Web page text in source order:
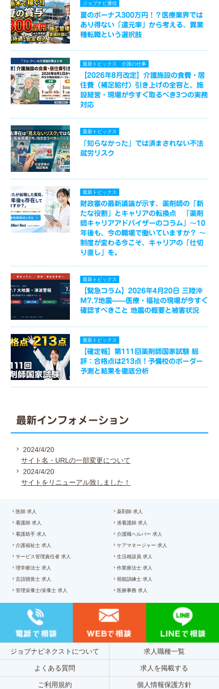
ジョブナビ通信
夏のボーナス300万円！？医療業界では
あり得ない「還元率」から考える、異業
種転職という選択肢
最新トピックス 介護の仕事
【2026年8月改定】介護施設の食費・居
住費（補足給付）引き上げの全容と、施
設経営・現場が今すぐ取るべき3つの実務
対応
最新トピックス
「知らなかった」では済まされない不法
就労リスク
最新トピックス
財政審の最新議論が示す、薬剤師の「新
たな役割」とキャリアの転換点 「薬剤
師キャリアアドバイザーのコラム」～10
年後も、今の職場で働いていますか？ ～
制度が変わる今こそ、キャリアの「仕切
り直し」を。
最新トピックス
【緊急コラム】2026年4月20日 三陸沖
M7.7地震——医療・福祉の現場が今すぐ
確認すべきこと 地震の概要と被害状況
最新トピックス
【確定報】第111回薬剤師国家試験 総
評：合格点は213点！予備校のボーダー
予測と結果を徹底分析
最新インフォメーション
2024/4/20
サイト名・URLの一部変更について
2024/4/20
サイトをリニューアル致しました！
医師 求人 薬剤師 求人
看護師 求人 准看護師 求人
看護助手 求人 介護職ヘルパー 求人
介護福祉士 求人 ケアマネージャー 求人
サービス管理責任者 求人 生活相談員 求人
理学療法士 求人 作業療法士 求人
言語聴覚士 求人 視能訓練士 求人
管理栄養士/栄養士 求人 医療事務 求人
ジョブナビネクストについて 求人職種一覧
よくある質問 求人を掲載する
ご利用規約 個人情報保護方針